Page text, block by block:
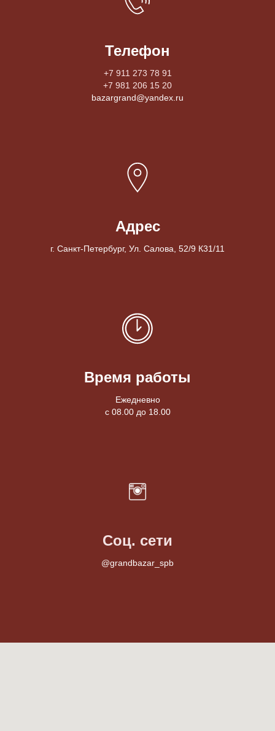
Телефон
+7 911 273 78 91
+7 981 206 15 20
bazargrand@yandex.ru
Адрес
г. Санкт-Петербург, Ул. Салова, 52/9 К31/11
Время работы
Ежедневно
с 08.00 до 18.00
Соц. сети
@grandbazar_spb